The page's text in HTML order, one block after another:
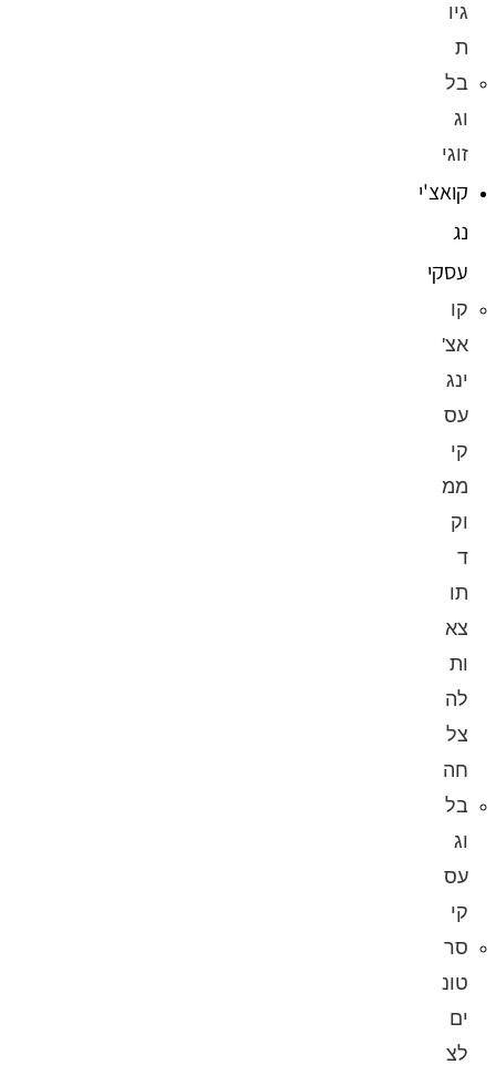
גיו
ת
בל
וג
זוגי
קואצ'י
נג
עסקי
קו
אצ'
ינג
עס
קי
ממ
וק
ד
תו
צא
ות
לה
צל
חה
בל
וג
עס
קי
סר
טונ
ים
לצ